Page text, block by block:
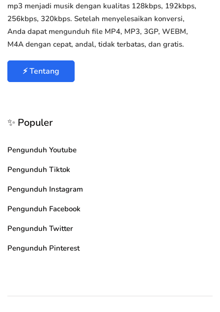
mp3 menjadi musik dengan kualitas 128kbps, 192kbps,
256kbps, 320kbps. Setelah menyelesaikan konversi,
Anda dapat mengunduh file MP4, MP3, 3GP, WEBM,
M4A dengan cepat, andal, tidak terbatas, dan gratis.
⚡ Tentang
✨ Populer
Pengunduh Youtube
Pengunduh Tiktok
Pengunduh Instagram
Pengunduh Facebook
Pengunduh Twitter
Pengunduh Pinterest